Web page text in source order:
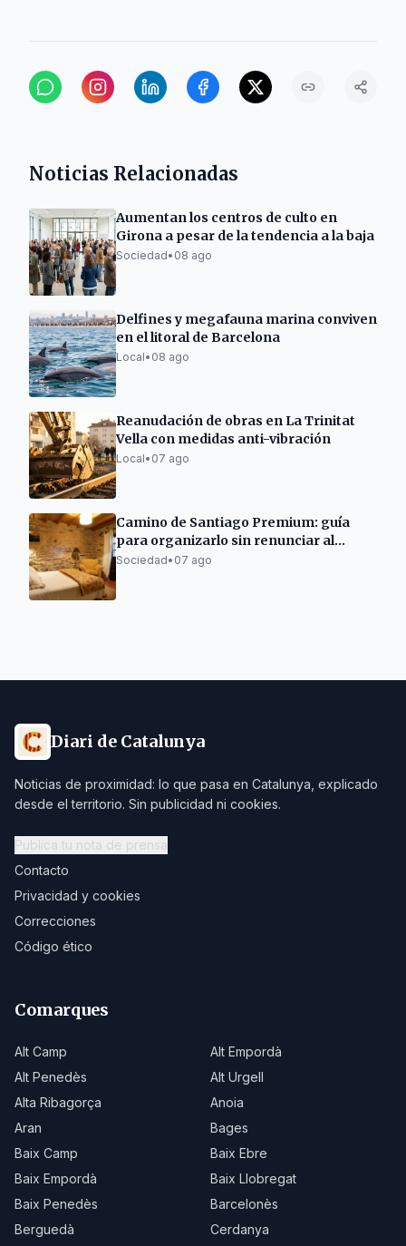
Noticias Relacionadas
Aumentan los centros de culto en
Girona a pesar de la tendencia a la baja
Sociedad• 08 ago
Delfines y megafauna marina conviven
en el litoral de Barcelona
Local• 08 ago
Reanudación de obras en La Trinitat
Vella con medidas anti-vibración
Local• 07 ago
Camino de Santiago Premium: guía
para organizarlo sin renunciar al
descanso
Sociedad• 07 ago
Diari de Catalunya
Noticias de proximidad: lo que pasa en Catalunya, explicado
desde el territorio. Sin publicidad ni cookies.
Publica tu nota de prensa
Contacto
Privacidad y cookies
Correcciones
Código ético
Comarques
Alt Camp
Alt Empordà
Alt Penedès
Alt Urgell
Alta Ribagorça
Anoia
Aran
Bages
Baix Camp
Baix Ebre
Baix Empordà
Baix Llobregat
Baix Penedès
Barcelonès
Berguedà
Cerdanya